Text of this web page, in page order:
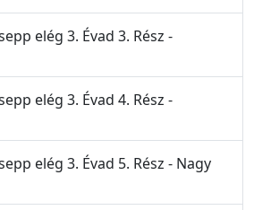
elég 3. Évad 3. Rész -
elég 3. Évad 4. Rész -
elég 3. Évad 5. Rész - Nagy